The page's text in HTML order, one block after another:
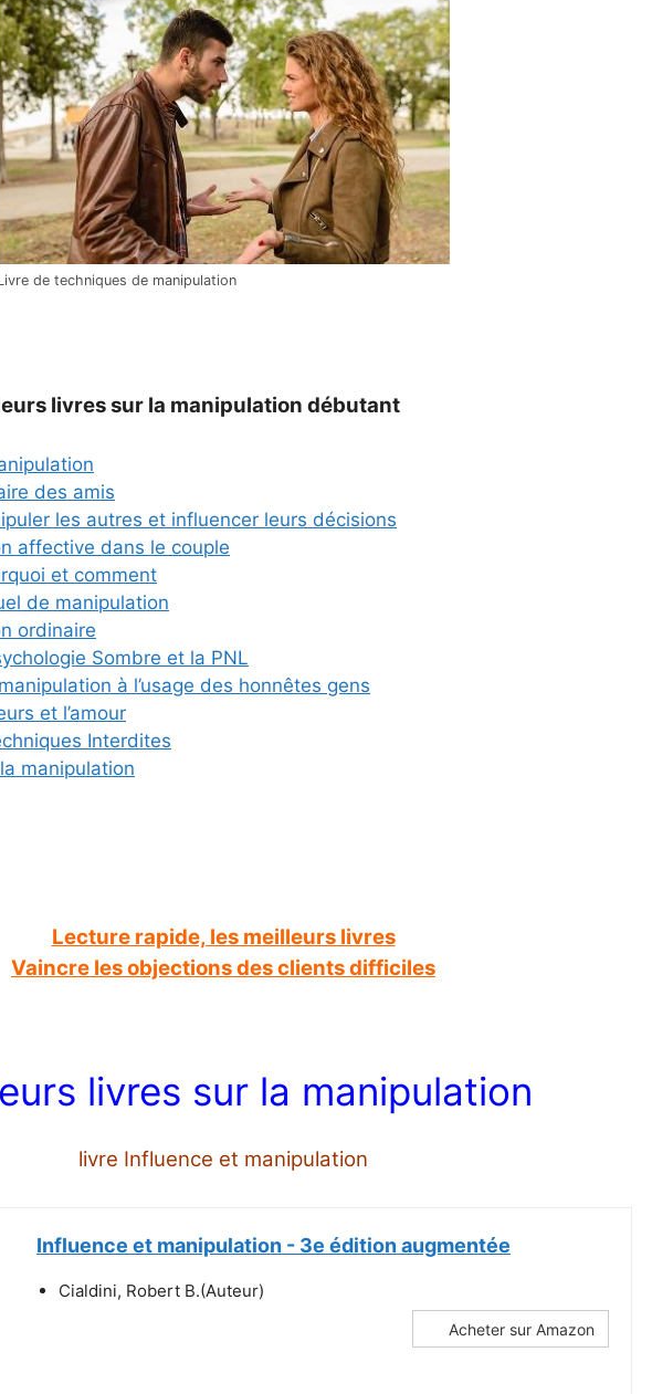
de techniques de manipulation
livres sur la manipulation débutant
des amis
les autres et influencer leurs décisions
affective dans le couple
et comment
de manipulation
ordinaire
Sombre et la PNL
à l’usage des honnêtes gens
et l’amour
Interdites
manipulation
Lecture rapide, les meilleurs livres
Vaincre les objections des clients difficiles
livres sur la manipulation
livre Influence et manipulation
Influence et manipulation - 3e édition augmentée
Cialdini, Robert B.(Auteur)
Acheter sur Amazon